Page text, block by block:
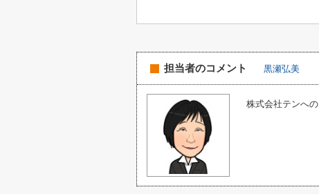
担当者のコメント 黒瀬弘美
株式会社テンへ